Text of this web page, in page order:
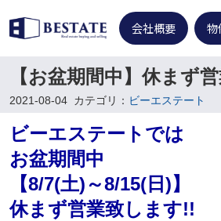
会社概要 物
【お盆期間中】休まず
2021-08-04 カテゴリ： ビーエステート
ビーエステートでは
お盆期間中
【8/7(土)～8/15(日)】
休まず営業致します!!